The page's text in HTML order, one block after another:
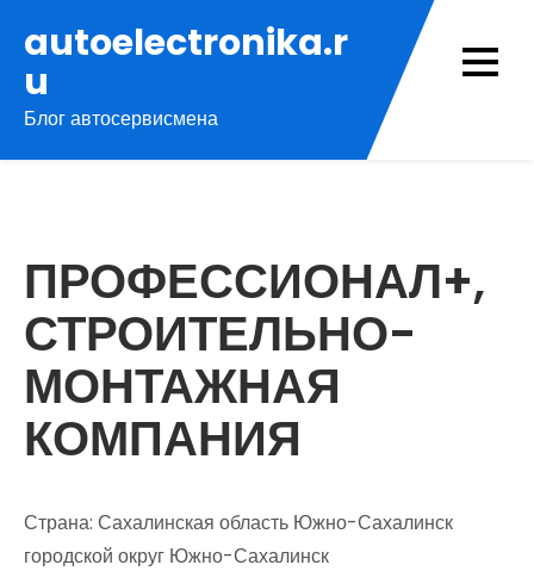
содержимому
autoelectronika.r
u
Блог автосервисмена
ПРОФЕССИОНАЛ+,
СТРОИТЕЛЬНО-
МОНТАЖНАЯ
КОМПАНИЯ
Страна: Сахалинская область Южно-Сахалинск
городской округ Южно-Сахалинск